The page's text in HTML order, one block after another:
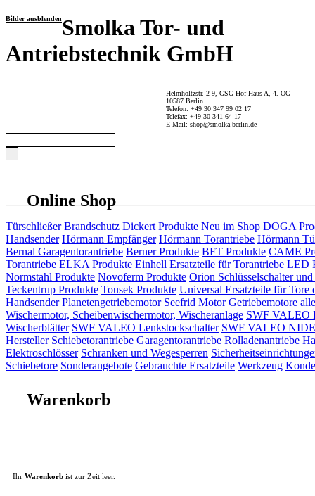
Bilder ausblendenSmolka Tor- und
Antriebstechnik GmbH
Helmholtzstr. 2-9, GSG-Hof Haus A, 4. OG
10587 Berlin
Telefon: +49 30 347 99 02 17
Telefax: +49 30 341 64 17
E-Mail: shop@smolka-berlin.de
Online Shop
Türschließer Brandschutz Dickert Produkte Neu im Shop DOGA
Handsender Hörmann Empfänger Hörmann Torantriebe Hörmann
Bernal Garagentorantriebe Berner Produkte BFT Produkte CAME
Torantriebe ELKA Produkte Einhell Ersatzteile für Torantriebe LED
Normstahl Produkte Novoferm Produkte Orion Schlüsselschalter und
Teckentrup Produkte Tousek Produkte Universal Ersatzteile für Tore
Handsender Planetengetriebemotor Seefrid Motor Getriebemotore
Wischermotor, Scheibenwischermotor, Wischeranlage SWF VALEO
Wischerblätter SWF VALEO Lenkstockschalter SWF VALEO
Hersteller Schiebetorantriebe Garagentorantriebe Rolladenantriebe
Elektroschlösser Schranken und Wegesperren
Schiebetore Sonderangebote Gebrauchte Ersatzteile Werkzeug
Warenkorb
Ihr Warenkorb ist zur Zeit leer.